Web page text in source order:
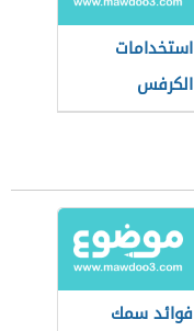
استخدامات
الكرفس
فوائد سمك